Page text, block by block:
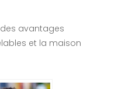
avantages
et la maison